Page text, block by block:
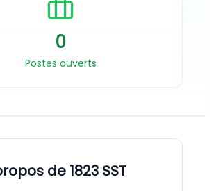
0
Postes ouverts
de 1823 SST